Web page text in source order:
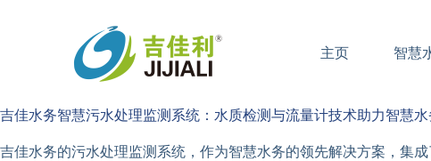
主页 智慧
吉佳水务智慧污水处理监测系统：水质检测与流量计技术助力智慧水
吉佳水务的污水处理监测系统，作为智慧水务的领先解决方案，集